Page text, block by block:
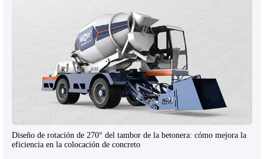
Diseño de rotación de 270° del tambor de la betonera: cómo mejora la
eficiencia en la colocación de concreto